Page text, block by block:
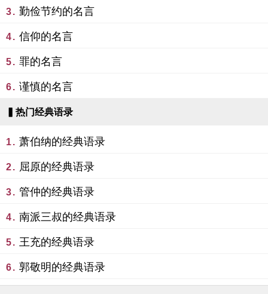
3. 勤俭节约的名言
4. 信仰的名言
5. 罪的名言
6. 谨慎的名言
▍热门经典语录
1. 萧伯纳的经典语录
2. 屈原的经典语录
3. 管仲的经典语录
4. 南派三叔的经典语录
5. 王充的经典语录
6. 郭敬明的经典语录